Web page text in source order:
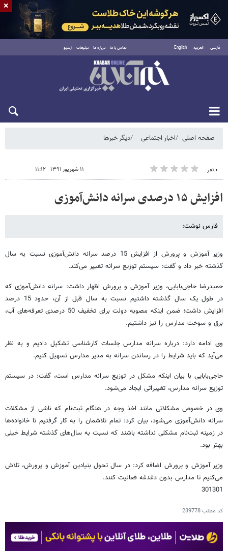
فارسی العربية English تماس با ما درباره ما تبلیغات آرشیو
شنبه ۱۷ مرداد ۱۴۰۵
صفحه اصلی اخبار اجتماعی دیگر خبرها
۰ نفر ۱۱ شهریور ۱۳۹۱ - ۱۱:۱۲
افزایش ۱۵ درصدی سرانه‌ دانش‌آموزی
فارس نوشت:
وزیر آموزش و پرورش از افزایش 15 درصد سرانه دانش‌آموزی نسبت به سال
گذشته خبر داد و گفت: سیستم توزیع سرانه تغییر می‌کند.
حمیدرضا حاجی‌بابایی، وزیر آموزش و پرورش اظهار داشت: سرانه دانش‌آموزی که
در طول یک سال گذشته داشتیم نسبت به سال قبل از آن، حدود 15 درصد
افزایش داشت؛ ضمن اینکه مصوبه دولت برای تخفیف 50 درصدی تعرفه‌های آب،
برق و سوخت مدارس را نیز داشتیم.
وی ادامه دارد: درباره سرانه مدارس جلسات کارشناسی تشکیل دادیم و به نظر
می‌آید که باید شرایط را در رساندن سرانه به مدیر مدارس تسهیل کنیم.
حاجی‌بابایی با بیان اینکه مشکل در توزیع سرانه مدارس است، گفت: در سیستم
توزیع سرانه مدارس، تغییراتی ایجاد می‌شود.
وی در خصوص مشکلاتی مانند اخذ وجه در هنگام ثبت‌نام که ناشی از مشکلات
سرانه دانش‌آموزی می‌شود، بیان کرد: تمام تلاشمان را به کار گرفتیم تا خانواده‌ها
در زمینه ثبت‌نام مشکلی نداشته باشند که نسبت به سال‌های گذشته شرایط خیلی
بهتر بود.
وزیر آموزش و پرورش اضافه کرد: در سال تحول بنیادین آموزش و پرورش، تلاش
می‌کنیم تا مدارس بدون دغدغه فعالیت کنند.
301301
کد مطلب239778
×